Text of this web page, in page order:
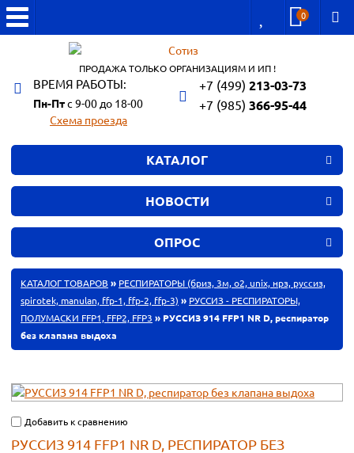
0
ПРОДАЖА ТОЛЬКО ОРГАНИЗАЦИЯМ И ИП !
ВРЕМЯ РАБОТЫ:
Пн-Птс 9-00 до 18-00
Схема проезда
+7 (499) 213-03-73
+7 (985) 366-95-44
КАТАЛОГ
НОВОСТИ
ОПРОС
КАТАЛОГ ТОВАРОВ » РЕСПИРАТОРЫ (бриз, 3м, o2, unix, нрз, руссиз,
spirotek, manulan, ffp-1, ffp-2, ffp-3) » РУССИЗ - РЕСПИРАТОРЫ,
ПОЛУМАСКИ FFP1, FFP2, FFP3 » РУССИЗ 914 FFP1 NR D, респиратор
без клапана выдоха
Добавить к сравнению
РУССИЗ 914 FFP1 NR D, РЕСПИРАТОР БЕЗ